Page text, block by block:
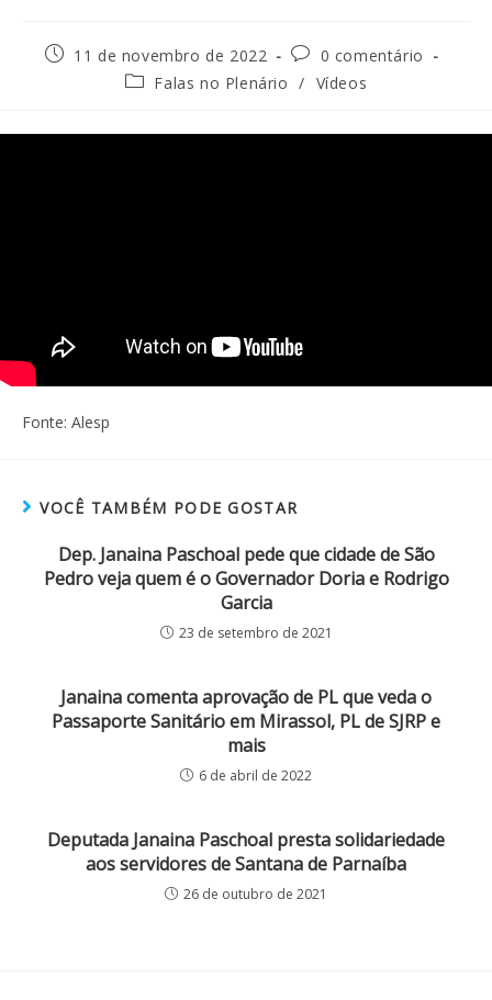
11 de novembro de 2022
0 comentário
Falas no Plenário / Vídeos
Fonte: Alesp
VOCÊ TAMBÉM PODE GOSTAR
Dep. Janaina Paschoal pede que cidade de São
Pedro veja quem é o Governador Doria e Rodrigo
Garcia
23 de setembro de 2021
Janaina comenta aprovação de PL que veda o
Passaporte Sanitário em Mirassol, PL de SJRP e
mais
6 de abril de 2022
Deputada Janaina Paschoal presta solidariedade
aos servidores de Santana de Parnaíba
26 de outubro de 2021